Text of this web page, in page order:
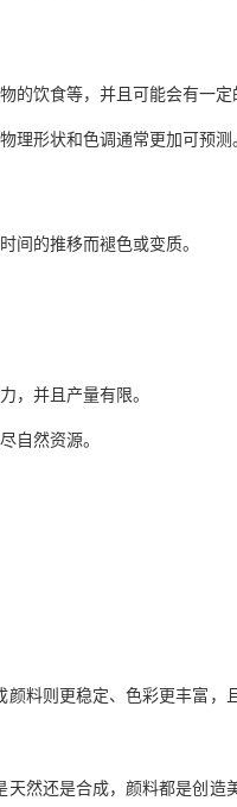
的饮食等，并且可能会有一定
理形状和色调通常更加可预测
间的推移而褪色或变质。
，并且产量有限。
自然资源。
料则更稳定、色彩更丰富，
然还是合成，颜料都是创造